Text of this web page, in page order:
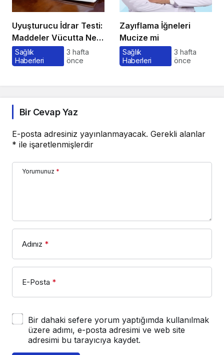
Uyuşturucu İdrar Testi:
Maddeler Vücutta Ne
Kadar Kalır, Süreç
Nasıl İşler?
Sağlık
Haberleri
3 hafta
önce
Zayıflama İğneleri
Mucize mi
Sağlık
Haberleri
3 hafta
önce
Bir Cevap Yaz
E-posta adresiniz yayınlanmayacak. Gerekli alanlar
* ile işaretlenmişlerdir
Yorumunuz *
Adınız *
E-Posta *
Bir dahaki sefere yorum yaptığımda kullanılmak
üzere adımı, e-posta adresimi ve web site
adresimi bu tarayıcıya kaydet.